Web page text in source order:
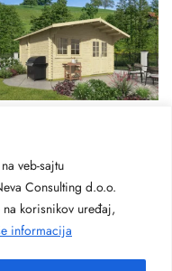
veb-sajtu
Consulting d.o.o.
korisnikov uređaj,
informacija
6.300